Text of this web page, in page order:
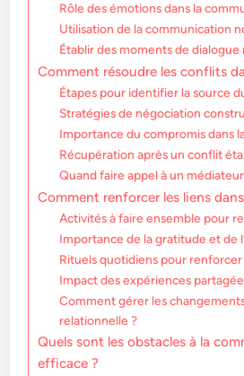
Rôle des émotions dans la
Utilisation de la communication
Établir des moments de dialogue
Comment résoudre les conflits
Étapes pour identifier la source
Stratégies de négociation
Importance du compromis dans
Récupération après un conflit
Quand faire appel à un
Comment renforcer les liens
Activités à faire ensemble pour
Importance de la gratitude et de
Rituels quotidiens pour
Impact des expériences
Comment gérer les
relationnelle ?
Quels sont les obstacles à la
efficace ?